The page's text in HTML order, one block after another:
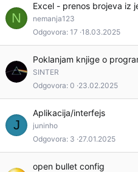
N
Excel - prenos brojeva iz
nemanja123
Odgovora 17 18.03.2025
Poklanjam knjige o
SINTER
Odgovora 0 23.02.2025
J
Aplikacija/interfejs
juninho
Odgovora 3 27.01.2025
open bullet config